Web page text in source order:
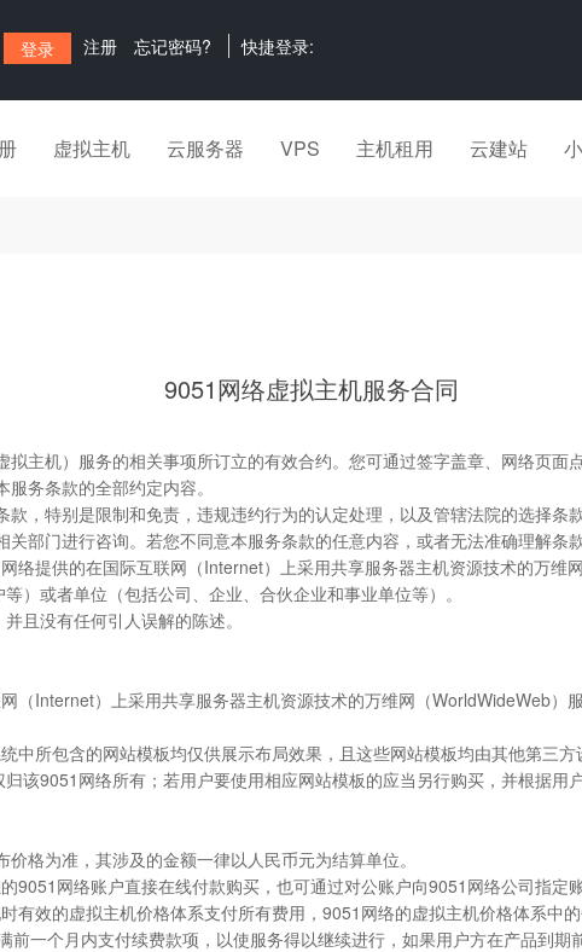
注册 忘记密码? 快捷登录:
虚拟主机 云服务器 VPS 主机租用 云建站
9051网络虚拟主机服务合同
主机）服务的相关事项所订立的有效合约。您可通过签字盖章、网络页面
务条款的全部约定内容。
，特别是限制和免责，违规违约行为的认定处理，以及管辖法院的选择条
部门进行咨询。若您不同意本服务条款的任意内容，或者无法准确理解条
络提供的在国际互联网（Internet）上采用共享服务器主机资源技术的万
）或者单位（包括公司、企业、合伙企业和事业单位等）。
且没有任何引人误解的陈述。
（Internet）上采用共享服务器主机资源技术的万维网（WorldWideWeb）
中所包含的网站模板均仅供展示布局效果，且这些网站模板均由其他第三
该9051网络所有；若用户要使用相应网站模板的应当另行购买，并根据
格为准，其涉及的金额一律以人民币元为结算单位。
9051网络账户直接在线付款购买，也可通过对公账户向9051网络公司指定
有效的虚拟主机价格体系支付所有费用，9051网络的虚拟主机价格体系中
一个月内支付续费款项，以使服务得以继续进行，如果用户方在产品到